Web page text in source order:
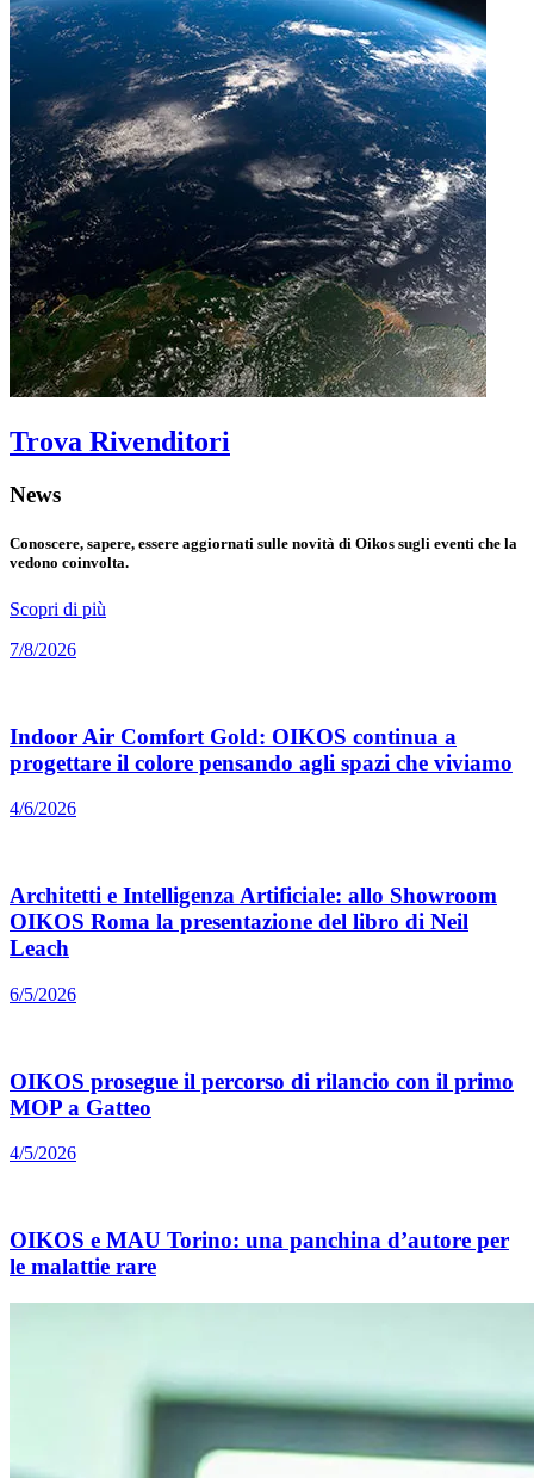
Trova Rivenditori
News
Conoscere, sapere, essere aggiornati sulle novità di Oikos sugli eventi che la
vedono coinvolta.
Scopri di più
7/8/2026
Indoor Air Comfort Gold: OIKOS continua a
progettare il colore pensando agli spazi che viviamo
4/6/2026
Architetti e Intelligenza Artificiale: allo Showroom
OIKOS Roma la presentazione del libro di Neil
Leach
6/5/2026
OIKOS prosegue il percorso di rilancio con il primo
MOP a Gatteo
4/5/2026
OIKOS e MAU Torino: una panchina d’autore per
le malattie rare